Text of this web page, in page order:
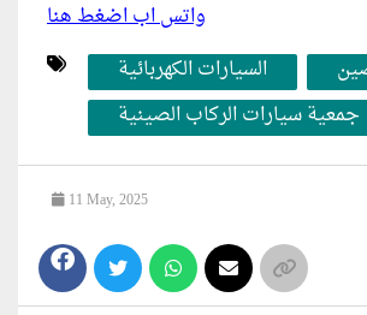
واتس اب اضغط هنا
السيارات الكهربائية
جمعية سيارات الركاب الصينية
11 May, 2025